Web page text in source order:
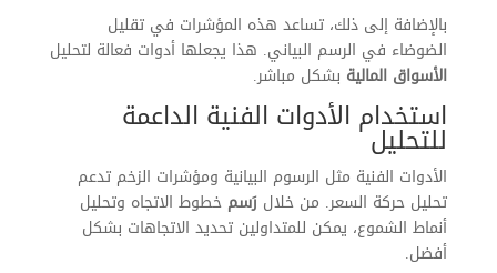
بالإضافة إلى ذلك، تساعد هذه المؤشرات في تقليل
الضوضاء في الرسم البياني. هذا يجعلها أدوات فعالة لتحليل
الأسواق المالية بشكل مباشر.
استخدام الأدوات الفنية الداعمة
للتحليل
الأدوات الفنية مثل الرسوم البيانية ومؤشرات الزخم تدعم
تحليل حركة السعر. من خلال رَسم خطوط الاتجاه وتحليل
أنماط الشموع، يمكن للمتداولين تحديد الاتجاهات بشكل
أفضل.